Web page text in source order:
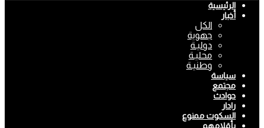
الرئيسية
أخبار
الكل
جهوية
دوليـة
محليـة
وطنيـة
سياسة
مجتمع
حوادث
رادار
السكوت ممنوع
بأقلامهم